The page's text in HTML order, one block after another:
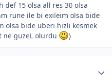
def 15 olsa all res 30 olsa
rune ile bi exileim olsa bide
olsa bide uberi hizli kesmek
ne guzeL olurdu
)